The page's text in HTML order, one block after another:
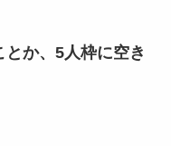
か、5人枠に空き